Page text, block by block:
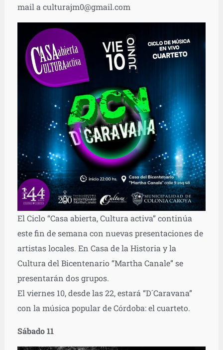
mail a culturajm0@gmail.com
El Ciclo “Casa abierta, Cultura activa” continúa
este fin de semana con nuevas presentaciones de
artistas locales. En Casa de la Historia y la
Cultura del Bicentenario “Martha Canale” se
presentarán dos grupos.
El viernes 10, desde las 22, estará “D´Caravana”
con la música popular de Córdoba: el cuarteto.
Sábado 11